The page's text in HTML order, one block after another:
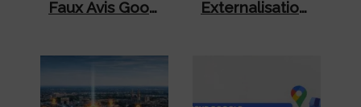
Faux Avis Google Et Diffamation : Quels Recours Pour Votre Entreprise ? Externalisation Marketing : Pourquoi Certaines PME Échouent (et Comment Faire L’inverse)